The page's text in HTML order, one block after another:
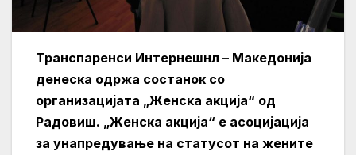
Транспаренси Интернешнл – Македонија
денеска одржа состанок со
организацијата „Женска акција“ од
Радовиш. „Женска акција“ е асоцијација
за унапредување на статусот на жените